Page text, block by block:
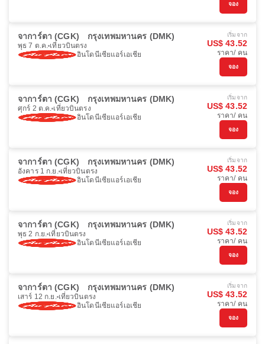
จอง
จาการ์ตา (CGK) กรุงเทพมหานคร (DMK)
พุธ 7 ต.ค. เที่ยวบินตรง
อินโดนีเซียแอร์เอเชีย
เริ่มจาก
US$ 43.52
ราคา/ คน
จอง
จาการ์ตา (CGK) กรุงเทพมหานคร (DMK)
ศุกร์ 2 ต.ค. เที่ยวบินตรง
อินโดนีเซียแอร์เอเชีย
เริ่มจาก
US$ 43.52
ราคา/ คน
จอง
จาการ์ตา (CGK) กรุงเทพมหานคร (DMK)
อังคาร 1 ก.ย. เที่ยวบินตรง
อินโดนีเซียแอร์เอเชีย
เริ่มจาก
US$ 43.52
ราคา/ คน
จอง
จาการ์ตา (CGK) กรุงเทพมหานคร (DMK)
พุธ 2 ก.ย. เที่ยวบินตรง
อินโดนีเซียแอร์เอเชีย
เริ่มจาก
US$ 43.52
ราคา/ คน
จอง
จาการ์ตา (CGK) กรุงเทพมหานคร (DMK)
เสาร์ 12 ก.ย. เที่ยวบินตรง
อินโดนีเซียแอร์เอเชีย
เริ่มจาก
US$ 43.52
ราคา/ คน
จอง